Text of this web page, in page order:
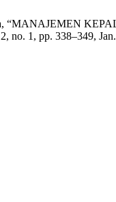
“MANAJEMEN
no. 1, pp. 338–349,